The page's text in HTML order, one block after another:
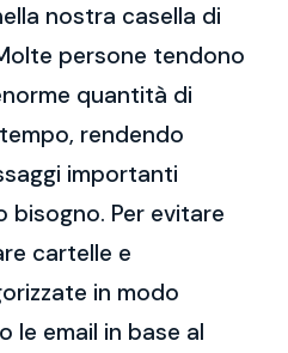
nostra casella di
persone tendono
quantità di
rendendo
importanti
bisogno. Per evitare
cartelle e
in modo
le email in base al